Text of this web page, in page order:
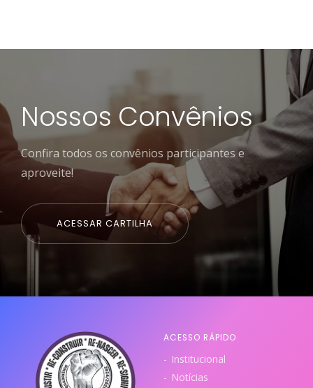
Nossos Convênios
Confira todos os convênios participantes e
aproveite!
ACESSAR CARTILHA
ACESSO RÁPIDO
Institucional
Notícias